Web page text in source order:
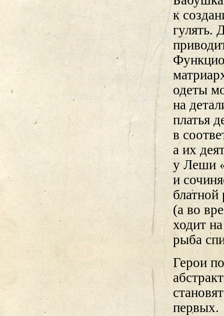
к
гулять.
одеты
на
платья
в
а их
у Леши
и
блатной
(а во
ходит
рыба
Герои
первых.